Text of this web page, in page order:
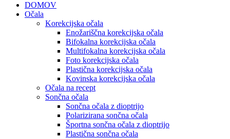
DOMOV
Očala
Korekcijska očala
Enožariščna korekcijska očala
Bifokalna korekcijska očala
Multifokalna korekcijska očala
Foto korekcijska očala
Plastična korekcijska očala
Kovinska korekcijska očala
Očala na recept
Sončna očala
Sončna očala z dioptrijo
Polarizirana sončna očala
Športna sončna očala z dioptrijo
Plastična sončna očala